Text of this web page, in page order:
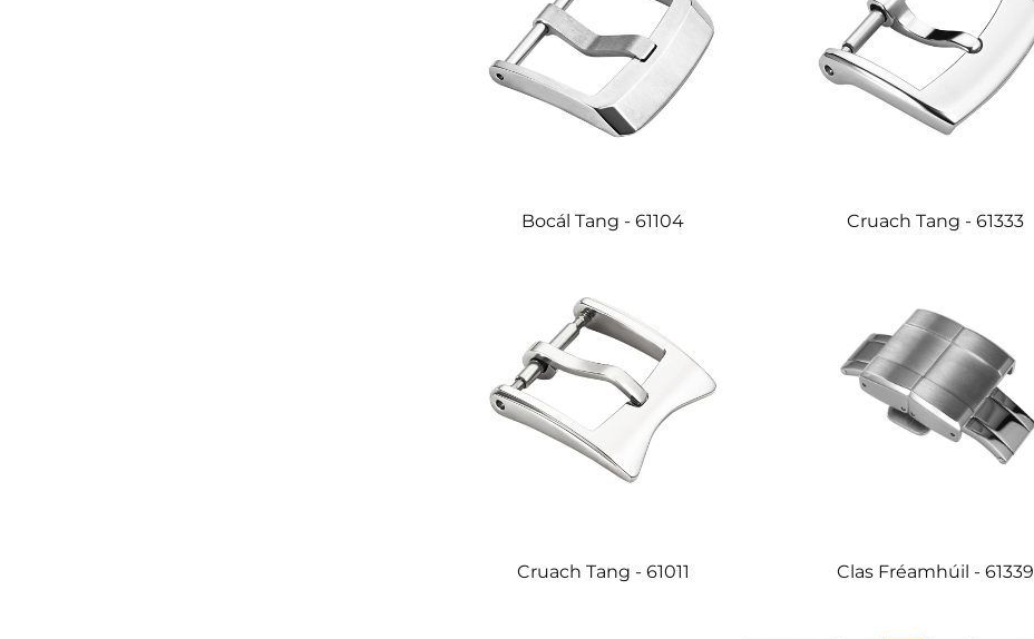
Bocál Tang - 61104 Cruach Tang - 61333
Cruach Tang - 61011 Clas Fréamhúil - 61339